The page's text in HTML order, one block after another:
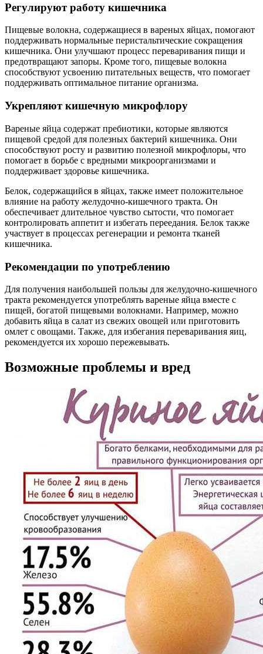
Регулируют работу кишечника
Пищевые волокна, содержащиеся в вареных яйцах, помогают
поддерживать нормальные перистальтические сокращения
кишечника. Они улучшают процесс переваривания пищи и
предотвращают запоры. Кроме того, пищевые волокна
способствуют усвоению питательных веществ, что помогает
поддерживать оптимальное питание организма.
Укрепляют кишечную микрофлору
Вареные яйца содержат пребиотики, которые являются
пищевой средой для полезных бактерий кишечника. Они
способствуют росту и развитию полезной микрофлоры, что
помогает в борьбе с вредными микроорганизмами и
поддерживает здоровье кишечника.
Белок, содержащийся в яйцах, также имеет положительное
влияние на работу желудочно-кишечного тракта. Он
обеспечивает длительное чувство сытости, что помогает
контролировать аппетит и избегать переедания. Белок также
участвует в процессах регенерации и ремонта тканей
кишечника.
Рекомендации по употреблению
Для получения наибольшей пользы для желудочно-кишечного
тракта рекомендуется употреблять вареные яйца вместе с
пищей, богатой пищевыми волокнами. Например, можно
добавить яйца в салат из свежих овощей или приготовить
омлет с овощами. Также, для избегания переваривания яиц,
рекомендуется их хорошо пережевывать.
Возможные проблемы и вред